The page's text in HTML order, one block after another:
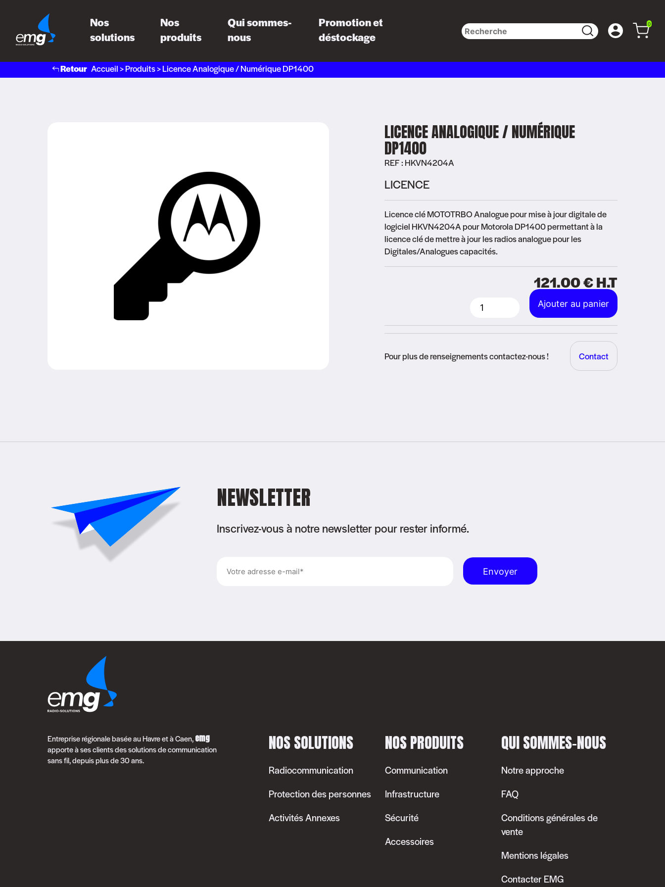
Nos
solutions
Nos
produits
Qui sommes-
nous
Promotion et
déstockage
0
Retour Accueil>Produits>Licence Analogique / Numérique DP1400
LICENCE ANALOGIQUE / NUMÉRIQUE
DP1400
REF : HKVN4204A
LICENCE
Licence clé MOTOTRBO Analogue pour mise à jour digitale de
logiciel HKVN4204A pour Motorola DP1400 permettant à la
licence clé de mettre à jour les radios analogue pour les
Digitales/Analogues capacités.
121.00€H.T
quantité
de
Analogique
Ajouter au panier
Pour plus de renseignements contactez-nous ! Contact
NEWSLETTER
Inscrivez-vous à notre newsletter pour rester informé.
mail
Alternative:
Entreprise régionale basée au Havre et à Caen,emg
apporte à ses clients des solutions de communication
sans fil, depuis plus de 30 ans.
NOS SOLUTIONS
Radiocommunication
Protection des personnes
Activités Annexes
NOS PRODUITS
Communication
Infrastructure
Sécurité
Accessoires
QUI SOMMES-NOUS
Notre approche
FAQ
Conditions générales de
vente
Mentions légales
Contacter EMG